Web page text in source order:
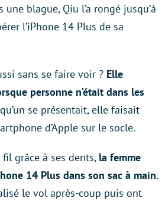
une blague, Qiu l’a rongé jusqu’à
l’iPhone 14 Plus de sa
sans se faire voir ? Elle
personne n’était dans les
se présentait, elle faisait
d’Apple sur le socle.
grâce à ses dents, la femme
14 Plus dans son sac à main.
le vol après-coup puis ont